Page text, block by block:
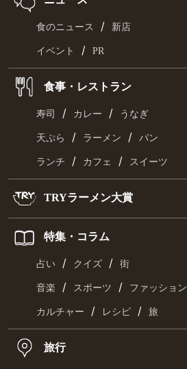
食のニュース / 新店
イベント / PR
食事・レストラン
寿司 / カレー / うなぎ
天ぷら / ラーメン / パン
ランチ / カフェ / スイーツ
TRYラーメン大賞
特集・コラム
占い / クイズ / 街
音楽 / スポーツ / ファッション
カルチャー / レシピ / 旅
旅行